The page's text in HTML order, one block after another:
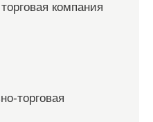
компания
торговая